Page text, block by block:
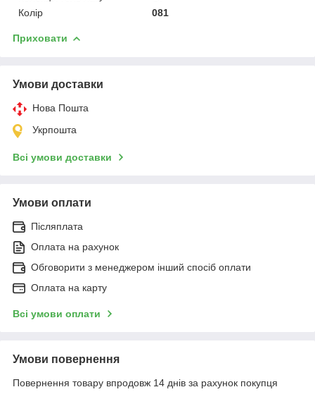
Колір
081
Приховати
Умови доставки
Нова Пошта
Укрпошта
Всі умови доставки
Умови оплати
Післяплата
Оплата на рахунок
Обговорити з менеджером інший спосіб оплати
Оплата на карту
Всі умови оплати
Умови повернення
Повернення товару впродовж 14 днів за рахунок покупця